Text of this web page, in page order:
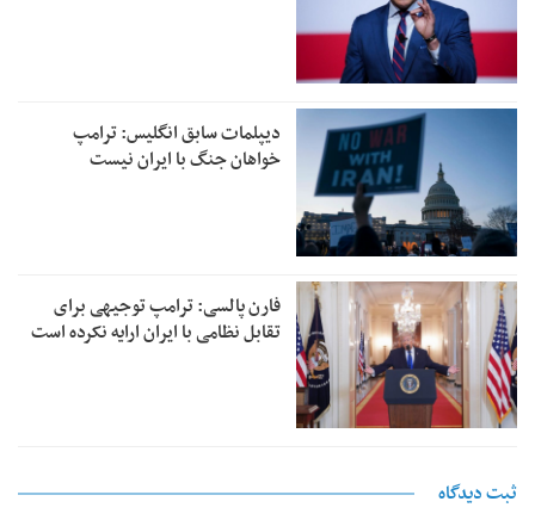
دیپلمات سابق انگلیس:‌ ترامپ
خواهان جنگ با ایران نیست
فارن پالسی: ترامپ توجیهی برای
تقابل نظامی با ایران ارایه نکرده است
ثبت دیدگاه